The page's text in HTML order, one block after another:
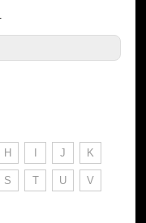
H I J K
S T U V